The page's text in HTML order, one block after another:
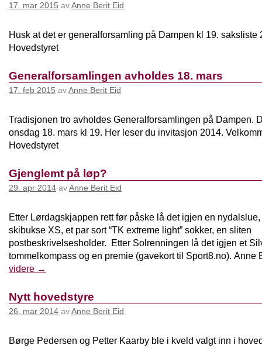
17. mar 2015 avAnne Berit Eid
Husk at det er generalforsamling på Dampen kl 19. saksliste
Hovedstyret
Generalforsamlingen avholdes 18. mars
17. feb 2015 avAnne Berit Eid
Tradisjonen tro avholdes Generalforsamlingen på Dampen.
onsdag 18. mars kl 19. Her leser du invitasjon 2014.
Hovedstyret
Gjenglemt på løp?
29. apr 2014 avAnne Berit Eid
Etter Lørdagskjappen rett før påske lå det igjen en
skibukse XS, et par sort “TK extreme light” sokker, en sliten
postbeskrivelsesholder. Etter Solrenningen lå det igjen et
tommelkompass og en premie (gavekort til Sport8.no).
videre →
Nytt hovedstyre
26. mar 2014 avAnne Berit Eid
Børge Pedersen og Petter Kaarby ble i kveld valgt inn i